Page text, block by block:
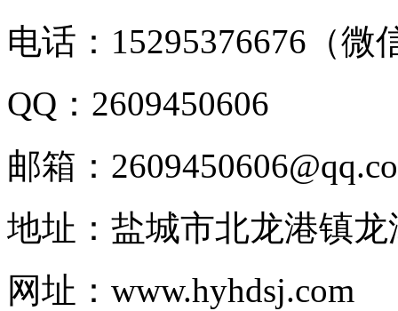
电话：15295376676（微
QQ：2609450606
邮箱：
地址：盐城市北龙港镇龙
网址：www.hyhdsj.com